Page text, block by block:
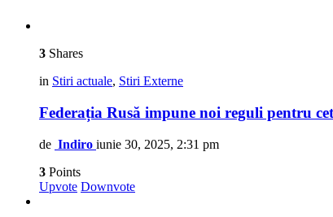
3 Shares
in Stiri actuale, Stiri Externe
Federația Rusă impune noi reguli pentru
de Indiro iunie 30, 2025, 2:31 pm
3 Points
Upvote Downvote